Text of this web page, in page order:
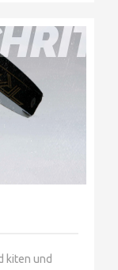
kiten und